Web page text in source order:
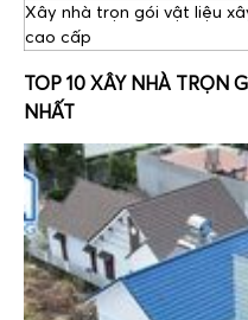
Xây nhà trọn gói vật liệu
cao cấp
TOP 10 XÂY NHÀ TRỌN
NHẤT